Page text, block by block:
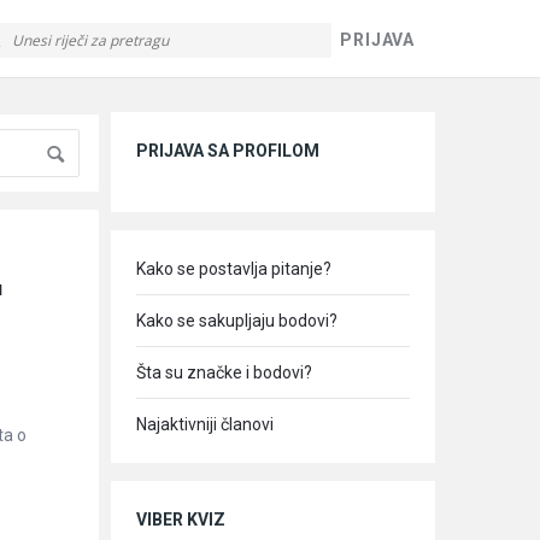
PRIJAVA
o
PRIJAVA SA PROFILOM
Kako se postavlja pitanje?
Kako se sakupljaju bodovi?
Šta su značke i bodovi?
Najaktivniji članovi
VIBER KVIZ